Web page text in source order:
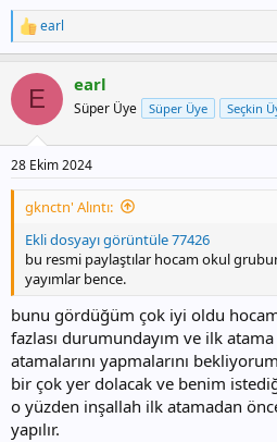
T
e
k
l
:
earl
E earl
Süper Üye Süper Üye Seçkin
28 Ekim 2024
gknctn' Alıntı:
Ekli dosyayı görüntüle 77426
bu resmi paylaştılar hocam okul
yayımlar bence.
bunu gördüğüm çok iyi oldu
fazlası durumundayım ve ilk
atamalarını yapmalarını
bir çok yer dolacak ve benim
o yüzden inşallah ilk atamadan
yapılır.